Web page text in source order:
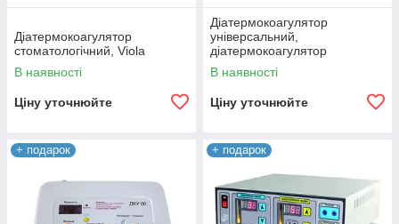
Діатермокоагулятор
стоматологічний, Viola
В наявності
Ціну уточнюйте
Діатермокоагулятор
універсальний,
діатермокоагулятор
стоматологічний, ДKУ-100РХ
Viola
В наявності
Ціну уточнюйте
+ подарок + подарок